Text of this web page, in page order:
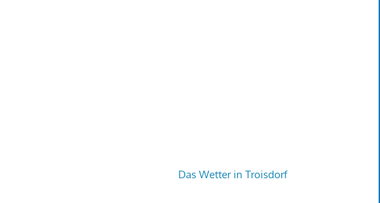
Das Wetter in Troisdorf